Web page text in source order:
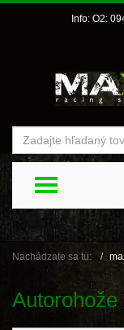
Info: O2:
Nachádzate sa tu: